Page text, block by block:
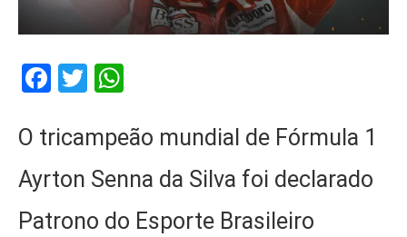
Facebook
Twitter
O tricampeão mundial de Fórmula 1
Ayrton Senna da Silva foi declarado
Patrono do Esporte Brasileiro